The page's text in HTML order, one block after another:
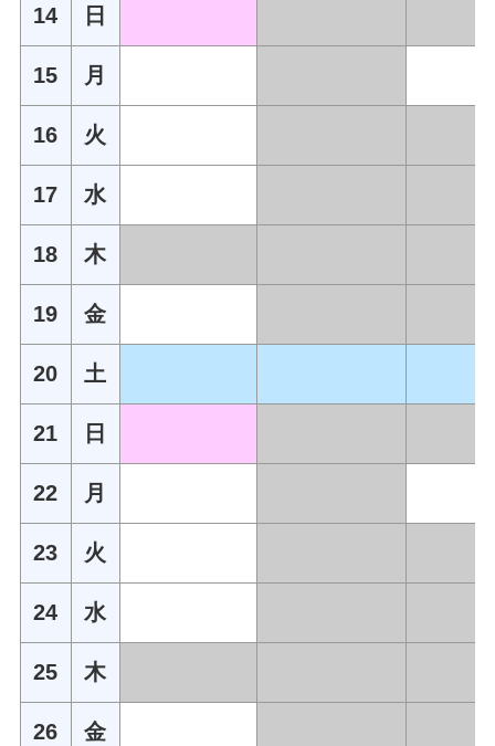
14 日
15 月
16 火
17 水
18 木
19 金
20 土
21 日
22 月
23 火
24 水
25 木
26 金